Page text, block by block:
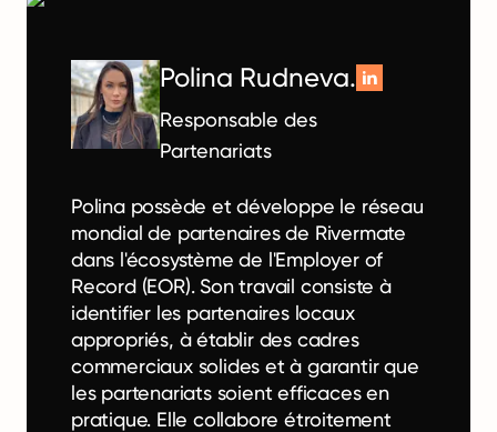
Polina Rudneva.
Responsable des
Partenariats
Polina possède et développe le réseau
mondial de partenaires de Rivermate
dans l'écosystème de l'Employer of
Record (EOR). Son travail consiste à
identifier les partenaires locaux
appropriés, à établir des cadres
commerciaux solides et à garantir que
les partenariats soient efficaces en
pratique. Elle collabore étroitement